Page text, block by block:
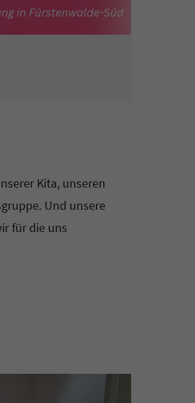
Kita, unseren
Und unsere
für die uns